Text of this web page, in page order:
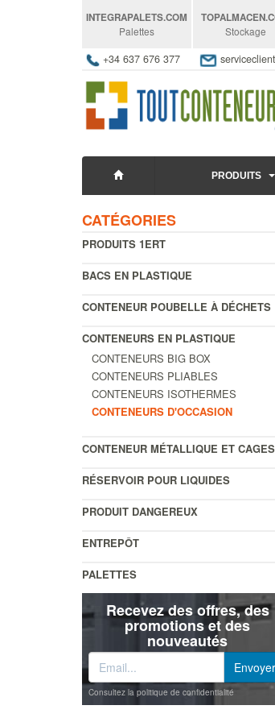
INTEGRAPALETS.COM
Palettes
TOPALMACEN
Stockage
+34 637 676 377
PRODUITS
CATÉGORIES
PRODUITS 1ERT
BACS EN PLASTIQUE
CONTENEUR POUBELLE À DÉCHETS
CONTENEURS EN PLASTIQUE
CONTENEURS BIG BOX
CONTENEURS PLIABLES
CONTENEURS ISOTHERMES
CONTENEURS D'OCCASION
CONTENEUR MÉTALLIQUE ET CAGES
RÉSERVOIR POUR LIQUIDES
PRODUIT DANGEREUX
ENTREPÔT
PALETTES
Recevez des offres, des
promotions et des
nouveautés
Consultez la politique de confidentialité